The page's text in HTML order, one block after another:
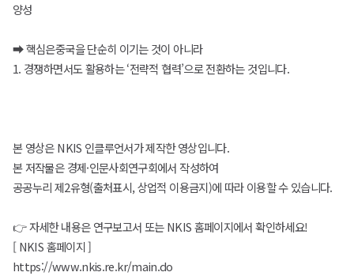
양성
➡ 핵심은중국을 단순히 이기는 것이 아니라
1. 경쟁하면서도 활용하는 ‘전략적 협력’으로 전환하는 것입니다.
본 영상은 NKIS 인클루언서가 제작한 영상입니다.
본 저작물은 경제·인문사회연구회에서 작성하여
공공누리 제2유형(출처표시, 상업적 이용금지)에 따라 이용할 수 있습니다.
👉 자세한 내용은 연구보고서 또는 NKIS 홈페이지에서 확인하세요!
[ NKIS 홈페이지 ]
https://www.nkis.re.kr/main.do